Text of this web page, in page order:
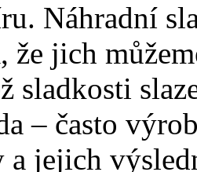
Náhradní
že jich
sladkosti
– často
a jejich